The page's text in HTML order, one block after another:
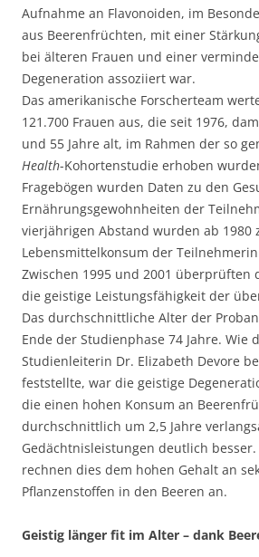
Aufnahme an Flavonoiden, im
aus Beerenfrüchten, mit einer
bei älteren Frauen und einer
Degeneration assoziiert war.
Das amerikanische Forscherteam
121.700 Frauen aus, die seit 1976,
und 55 Jahre alt, im Rahmen der so
Health-Kohortenstudie erhoben
Fragebögen wurden Daten zu den
Ernährungsgewohnheiten der
vierjährigen Abstand wurden ab 1980
Lebensmittelkonsum der
Zwischen 1995 und 2001 überprüften
die geistige Leistungsfähigkeit der
Das durchschnittliche Alter der
Ende der Studienphase 74 Jahre. Wie
Studienleiterin Dr. Elizabeth Devore
feststellte, war die geistige
die einen hohen Konsum an
durchschnittlich um 2,5 Jahre
Gedächtnisleistungen deutlich
rechnen dies dem hohen Gehalt an
Pflanzenstoffen in den Beeren an.
Geistig länger fit im Alter – dank